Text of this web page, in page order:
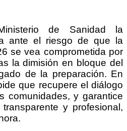
de Sanidad la
ante el riesgo de que la
se vea comprometida por
la dimisión en bloque del
de la preparación. En
que recupere el diálogo
comunidades, y garantice
y profesional,